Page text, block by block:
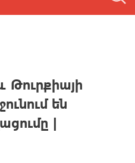
Թուրքիայի
են
|